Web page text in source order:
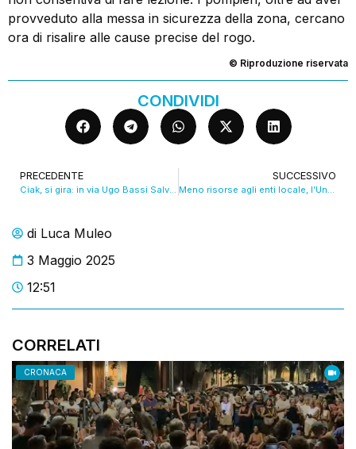
di Luca Muleo
3 Maggio 2025
12:51
CORRELATI
CRONACA
provveduto alla messa in sicurezza della zona, cercano
ora di risalire alle cause precise del rogo.
© Riproduzione riservata
CONDIVIDI
PRECEDENTE SUCCESSIVO